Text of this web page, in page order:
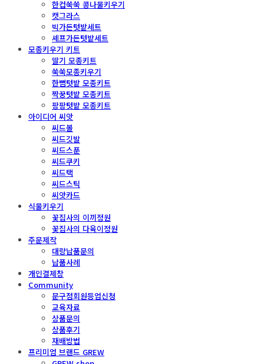
한컵쑥쑥 콩나물키우기
캣그라스
빅가든텃밭세트
셰프가든텃밭세트
모종키우기 키트
딸기 모종키트
쑥쑥모종키우기
한뼘텃밭 모종키트
짝꿍텃밭 모종키트
팡팡텃밭 모종키트
아이디어 씨앗
씨드볼
씨드깃발
씨드스푼
씨드쿠키
씨드택
씨드스틱
씨앗카드
식물키우기
꽃집사의 이끼정원
꽃집사의 다육이정원
주문제작
대량납품문의
납품사례
개인결제창
Community
문구점회원등업신청
교육자료
상품문의
상품후기
재배방법
프리미엄 브랜드 GREW